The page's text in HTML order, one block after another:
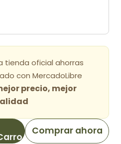
tienda oficial ahorras
con MercadoLibre
precio, mejor
Comprar ahora